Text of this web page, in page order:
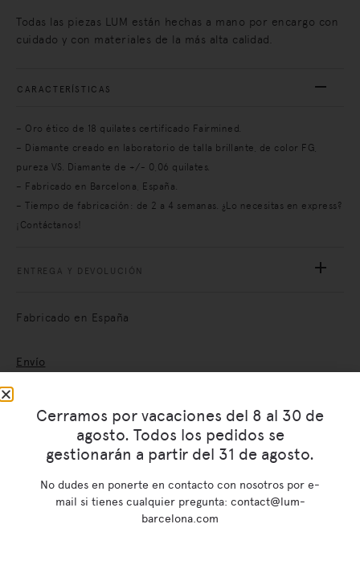
Todas las piezas LUM están hechas a mano por encargo con
cuidado y con materiales de la más alta calidad.
CARACTERÍSTICAS
– Oro ético de 18 quilates certificado Fairmined.
– Diamante creado en laboratorio de talla brillante, de color FG,
pureza VS. Diamante de +/- 0,06 quilates.
– Fabricado en Barcelona, España.
– Tiempo de fabricación: de 2 a 4 semanas. ¿Lo necesitas en express?
¡Contáctanos!
ENTREGA Y DEVOLUCIÓN
Fabricado en España
Envío
Productos relacionados
Cerramos por vacaciones del 8 al 30 de
agosto. Todos los pedidos se
gestionarán a partir del 31 de agosto.
No dudes en ponerte en contacto con nosotros por e-
mail si tienes cualquier pregunta: contact@lum-
barcelona.com